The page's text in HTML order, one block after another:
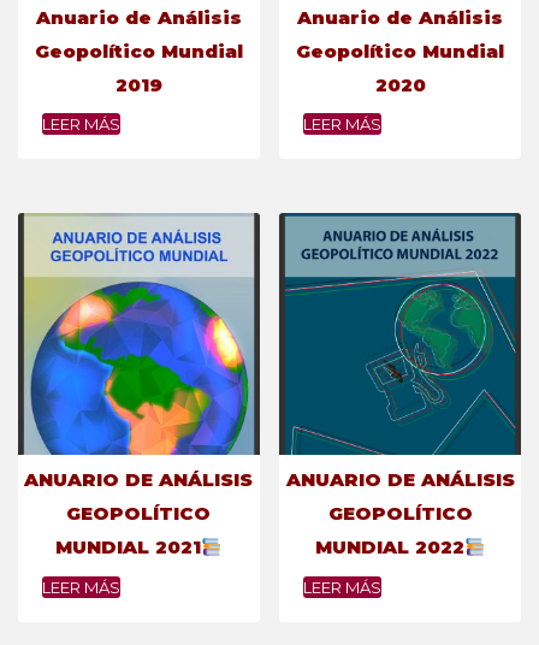
Anuario de Análisis
Geopolítico Mundial
2019
LEER MÁS
Anuario de Análisis
Geopolítico Mundial
2020
LEER MÁS
ANUARIO DE ANÁLISIS
GEOPOLÍTICO
MUNDIAL 2021
LEER MÁS
ANUARIO DE ANÁLISIS
GEOPOLÍTICO
MUNDIAL 2022
LEER MÁS